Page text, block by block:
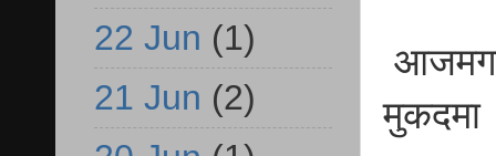
मुकदमा
22 Jun (1)
21 Jun (2)